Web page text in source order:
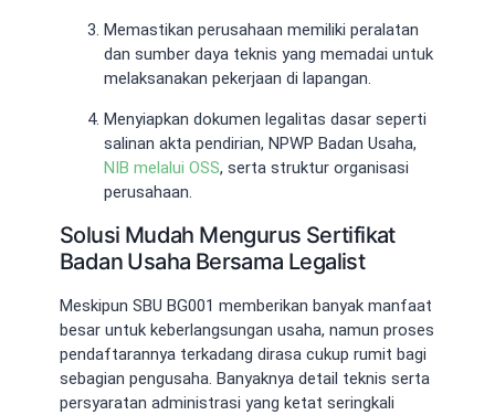
Memastikan perusahaan memiliki peralatan
dan sumber daya teknis yang memadai untuk
melaksanakan pekerjaan di lapangan.
Menyiapkan dokumen legalitas dasar seperti
salinan akta pendirian, NPWP Badan Usaha,
NIB melalui OSS, serta struktur organisasi
perusahaan.
Solusi Mudah Mengurus Sertifikat
Badan Usaha Bersama Legalist
Meskipun SBU BG001 memberikan banyak manfaat
besar untuk keberlangsungan usaha, namun proses
pendaftarannya terkadang dirasa cukup rumit bagi
sebagian pengusaha. Banyaknya detail teknis serta
persyaratan administrasi yang ketat seringkali